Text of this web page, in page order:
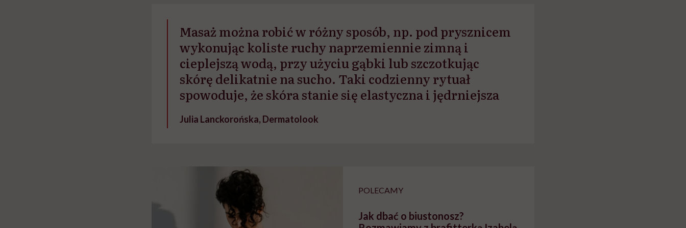
Masaż można robić w różny sposób, np. pod prysznicem
wykonując koliste ruchy naprzemiennie zimną i
cieplejszą wodą, przy użyciu gąbki lub szczotkując
skórę delikatnie na sucho. Taki codzienny rytuał
spowoduje, że skóra stanie się elastyczna i jędrniejsza
Julia Lanckorońska, Dermatolook
POLECAMY
Jak dbać o biustonosz?